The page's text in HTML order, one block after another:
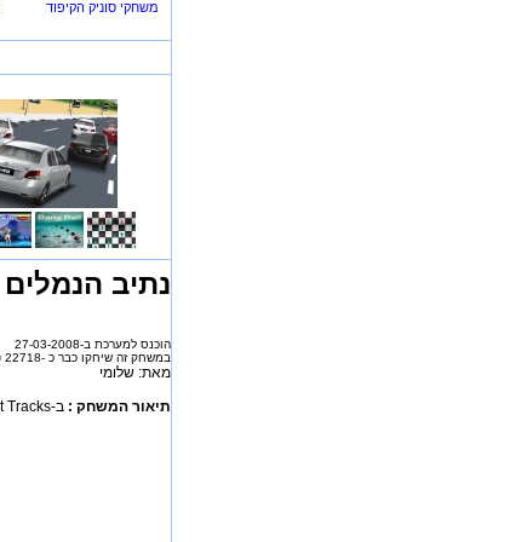
משחקי סוניק הקיפוד
נתיב הנמלים
הוכנס למערכת ב-27-03-2008
במשחק זה שיחקו כבר כ -22718 פעמים
מאת: שלומי
תיאור המשחק : ב-Ant Tracks אתם משמשים כ"שוטר תנועה" של נמלים